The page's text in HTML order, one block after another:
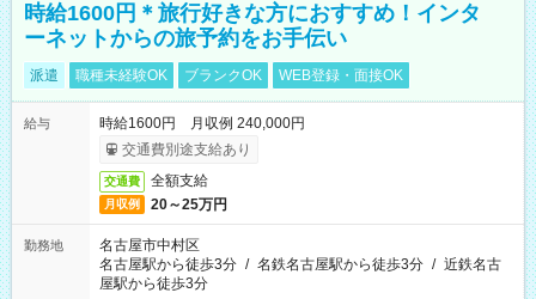
時給1600円＊旅行好きな方におすすめ！インタ
ーネットからの旅予約をお手伝い
派遣 職種未経験OK ブランクOK WEB登録・面接OK
給与
時給1600円 月収例 240,000円
交通費別途支給あり
交通費 全額支給
月収例 20～25万円
勤務地
名古屋市中村区
名古屋駅から徒歩3分 / 名鉄名古屋駅から徒歩3分 / 近鉄名古
屋駅から徒歩3分